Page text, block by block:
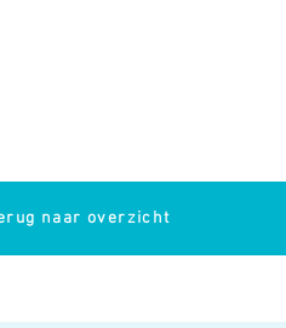
naar overzicht